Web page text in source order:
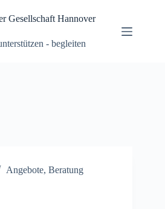
Gesellschaft Hannover
- begleiten
Angebote, Beratung